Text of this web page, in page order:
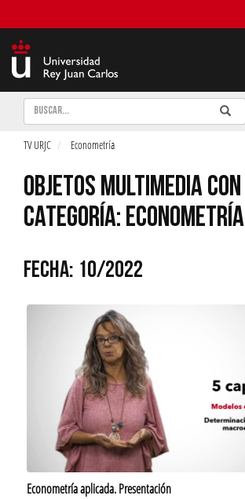
Buscar Enviar
Buscar
TV URJC Econometría
OBJETOS MULTIMEDIA CON
CATEGORÍA: ECONOMETRÍA
FECHA: 10/2022
Econometría aplicada. Presentación